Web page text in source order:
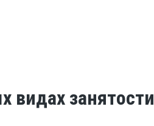
видах занятости